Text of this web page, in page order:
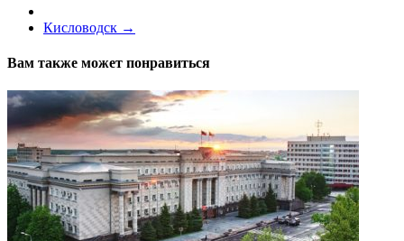
Кисловодск →
Вам также может понравиться